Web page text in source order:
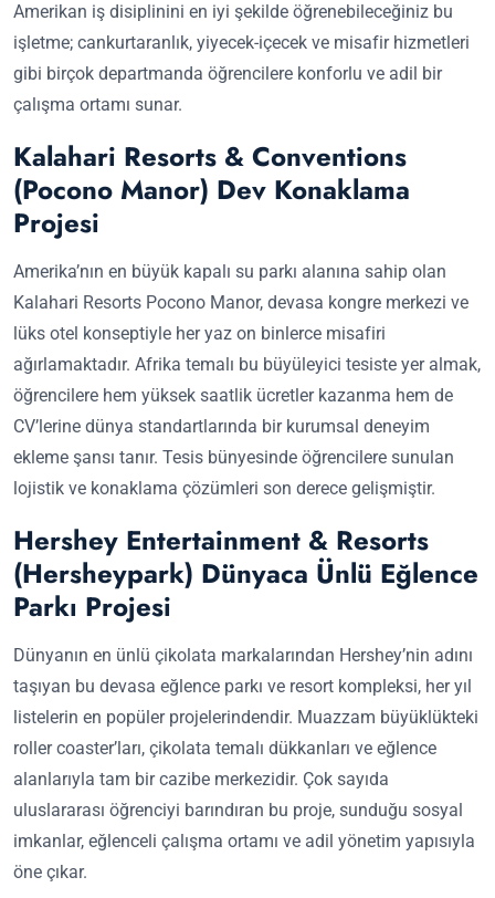
Amerikan iş disiplinini en iyi şekilde öğrenebileceğiniz bu
işletme; cankurtaranlık, yiyecek-içecek ve misafir hizmetleri
gibi birçok departmanda öğrencilere konforlu ve adil bir
çalışma ortamı sunar.
Kalahari Resorts & Conventions
(Pocono Manor) Dev Konaklama
Projesi
Amerika’nın en büyük kapalı su parkı alanına sahip olan
Kalahari Resorts Pocono Manor, devasa kongre merkezi ve
lüks otel konseptiyle her yaz on binlerce misafiri
ağırlamaktadır. Afrika temalı bu büyüleyici tesiste yer almak,
öğrencilere hem yüksek saatlik ücretler kazanma hem de
CV’lerine dünya standartlarında bir kurumsal deneyim
ekleme şansı tanır. Tesis bünyesinde öğrencilere sunulan
lojistik ve konaklama çözümleri son derece gelişmiştir.
Hershey Entertainment & Resorts
(Hersheypark) Dünyaca Ünlü Eğlence
Parkı Projesi
Dünyanın en ünlü çikolata markalarından Hershey’nin adını
taşıyan bu devasa eğlence parkı ve resort kompleksi, her yıl
listelerin en popüler projelerindendir. Muazzam büyüklükteki
roller coaster’ları, çikolata temalı dükkanları ve eğlence
alanlarıyla tam bir cazibe merkezidir. Çok sayıda
uluslararası öğrenciyi barındıran bu proje, sunduğu sosyal
imkanlar, eğlenceli çalışma ortamı ve adil yönetim yapısıyla
öne çıkar.